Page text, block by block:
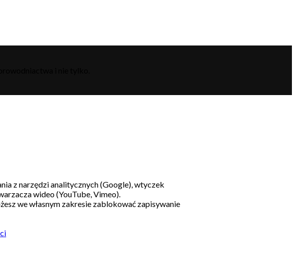
z narzędzi analitycznych (Google), wtyczek
wideo (YouTube, Vimeo).
we własnym zakresie zablokować zapisywanie